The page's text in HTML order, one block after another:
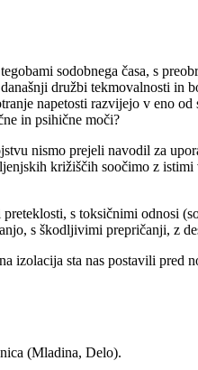
sodobnega časa, s
družbi tekmovalnosti in
napetosti razvijejo v eno
in psihične moči?
nismo prejeli navodil za
križiščih soočimo z istimi
s toksičnimi odnosi
s škodljivimi prepričanji, z
izolacija sta nas postavili pred
(Mladina, Delo).